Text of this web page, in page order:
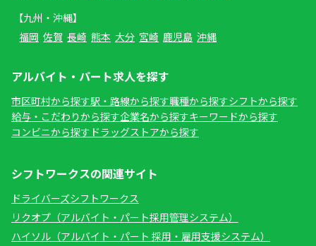
【九州・沖縄】
福岡 佐賀 長崎 熊本 大分 宮崎 鹿児島 沖縄
アルバイト・パート求人を探す
市区町村から探す駅・路線から探す職種から探すシフトから探す
給与・こだわりから探す企業名から探すキーワードから探す
コンビニから探す ドラッグストアから探す
シフトワークスの関連サイト
ドライバーズシフトワークス
リクオプ（アルバイト・パート採用管理システム）
ハイソル（アルバイト・パート 採用・雇用支援システム）